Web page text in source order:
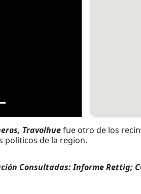
Travolhuefue otro de los
políticos de la region.
Consultadas: Informe Rettig;